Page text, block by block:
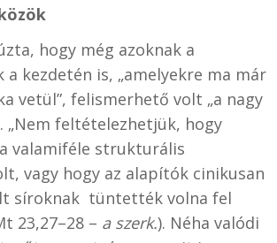
hogy még azoknak a
a kezdetén is, „amelyekre ma már
vetül”, felismerhető volt „a nagy
„Nem feltételezhetjük, hogy
valamiféle strukturális
vagy hogy az alapítók cinikusan
síroknak tüntették volna fel
23,27–28 – a szerk.). Néha valódi